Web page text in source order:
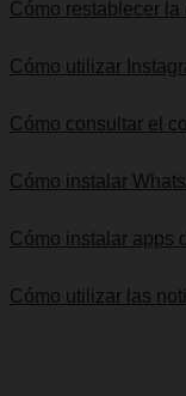
Cómo restablecer
Cómo utilizar
Cómo consultar el
Cómo instalar
Cómo instalar apps
Cómo utilizar las